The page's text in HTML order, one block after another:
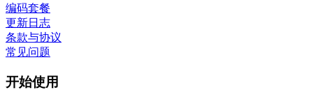
编码套餐
更新日志
条款与协议
常见问题
开始使用